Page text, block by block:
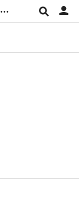
...